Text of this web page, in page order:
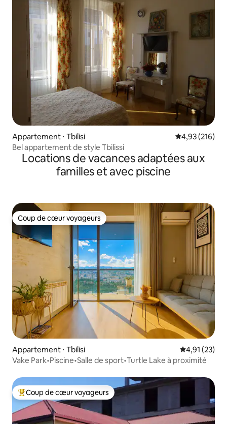
Appartement ⋅ Tbilisi Évaluation
4,93 (216)
Bel appartement de style Tbilissi
Locations de vacances adaptées aux
familles et avec piscine
Coup de cœur voyageurs
Coup de cœur voyageurs
Appartement ⋅ Tbilisi Évaluation
4,91 (23)
Vake Park•Piscine•Salle de sport•Turtle Lake à proximité
Coups de cœur voyageurs les plus appréciés
Coup de cœur voyageurs